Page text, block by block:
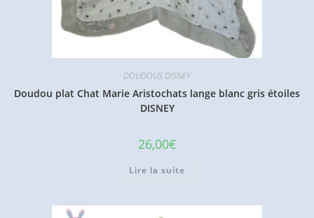
DOUDOUS DISNEY
Doudou plat Chat Marie Aristochats lange blanc gris étoiles
DISNEY
26,00€
Lire la suite